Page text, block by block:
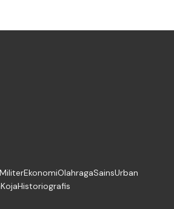
MiliterEkonomiOlahragaSainsUrban
KojaHistoriografis